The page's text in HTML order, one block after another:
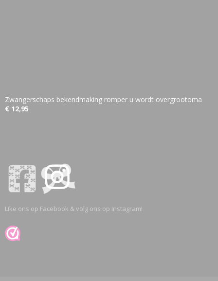
Zwangerschaps bekendmaking romper u wordt overgrootoma
€ 12,95
Like ons op Facebook & volg ons op Instagram!